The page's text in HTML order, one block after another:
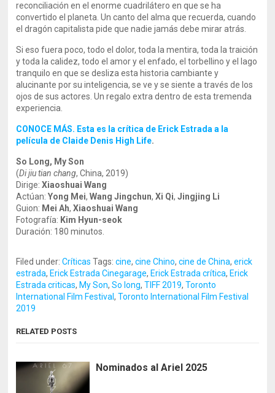
reconciliación en el enorme cuadrilátero en que se ha
convertido el planeta. Un canto del alma que recuerda, cuando
el dragón capitalista pide que nadie jamás debe mirar atrás.
Si eso fuera poco, todo el dolor, toda la mentira, toda la traición
y toda la calidez, todo el amor y el enfado, el torbellino y el lago
tranquilo en que se desliza esta historia cambiante y
alucinante por su inteligencia, se ve y se siente a través de los
ojos de sus actores. Un regalo extra dentro de esta tremenda
experiencia.
CONOCE MÁS. Esta es la crítica de Erick Estrada a la
película de Claide Denis High Life.
So Long, My Son
(Di jiu tian chang, China, 2019)
Dirige:Xiaoshuai Wang
Actúan:Yong Mei,Wang Jingchun,Xi Qi,Jingjing Li
Guion: Mei Ah,Xiaoshuai Wang
Fotografía: Kim Hyun-seok
Duración: 180 minutos.
Filed under:Críticas Tags:cine,cine Chino,cine de China,erick
estrada, Erick Estrada Cinegarage, Erick Estrada crítica, Erick
Estrada criticas, My Son,So long,TIFF 2019,Toronto
International Film Festival,Toronto International Film Festival
2019
RELATED POSTS
Nominados al Ariel 2025